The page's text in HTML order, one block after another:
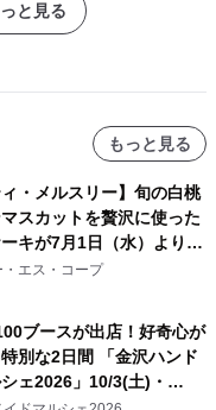
と見る
もっと見る
ィ・メルスリー】旬の白桃
スカットを贅沢に使った
キが7月1日（水）より順
エス・コープ
ブースが出店！好奇心が
別な2日間 「金沢ハンド
ェ2026」10/3(土)・